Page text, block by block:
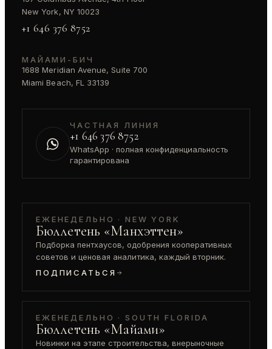
New York, NY 10023
+1 646 376 8752
МАЙАМИ-БИЧ
1688 Meridian Avenue, Suite 700
Miami Beach, FL 33139
ЧАСТНАЯ ЛИНИЯ
+1 646 376 8752
WhatsApp · полная конфиденциальность
гарантирована
ЕЖЕНЕДЕЛЬНО · NEW YORK
Бюллетень «Манхэттен»
Подборка пентхаусов, одобрения кооперативных
советов и ценовая аналитика, каждый вторник.
ПОДПИСАТЬСЯ
ЕЖЕНЕДЕЛЬНО · SOUTH FLORIDA
Бюллетень «Майами»
Новинки на этапе строительства, внерыночные